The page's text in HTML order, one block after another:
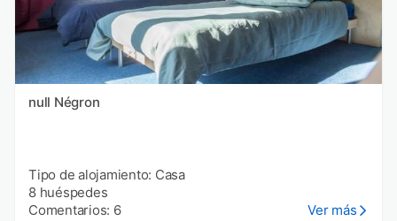
null Négron
Tipo de alojamiento: Casa
8 huéspedes
Comentarios: 6
Ver más